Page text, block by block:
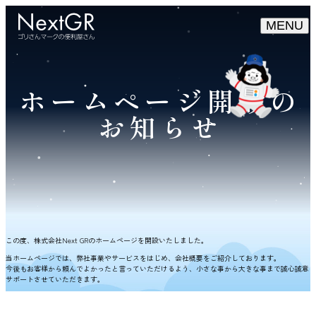
SERVICE
COMPANY
ホームページ開設の
お知らせ
この度、株式会社Next GRのホームページを開設いたしました。
当ホームページでは、弊社事業やサービスをはじめ、会社概要をご紹介しております。
今後もお客様から頼んでよかったと言っていただけるよう、小さな事から大きな事まで誠心誠意
サポートさせていただきます。